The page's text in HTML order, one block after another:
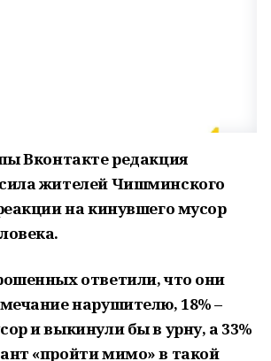
Вконтакте редакция
жителей Чишминского
на кинувшего мусор
ответили, что они
нарушителю, 18% –
и выкинули бы в урну, а 33%
«пройти мимо» в такой